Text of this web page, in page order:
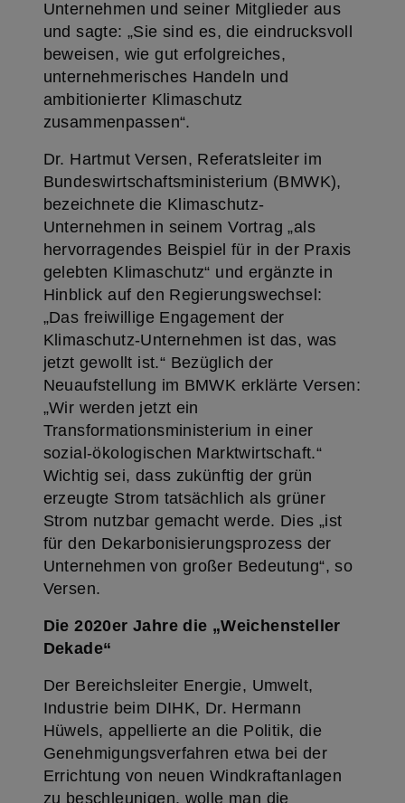
Unternehmen und seiner Mitglieder aus
und sagte: „Sie sind es, die eindrucksvoll
beweisen, wie gut erfolgreiches,
unternehmerisches Handeln und
ambitionierter Klimaschutz
zusammenpassen“.
Dr. Hartmut Versen, Referatsleiter im
Bundeswirtschaftsministerium (BMWK),
bezeichnete die Klimaschutz-
Unternehmen in seinem Vortrag „als
hervorragendes Beispiel für in der Praxis
gelebten Klimaschutz“ und ergänzte in
Hinblick auf den Regierungswechsel:
„Das freiwillige Engagement der
Klimaschutz-Unternehmen ist das, was
jetzt gewollt ist.“ Bezüglich der
Neuaufstellung im BMWK erklärte Versen:
„Wir werden jetzt ein
Transformationsministerium in einer
sozial-ökologischen Marktwirtschaft.“
Wichtig sei, dass zukünftig der grün
erzeugte Strom tatsächlich als grüner
Strom nutzbar gemacht werde. Dies „ist
für den Dekarbonisierungsprozess der
Unternehmen von großer Bedeutung“, so
Versen.
Die 2020er Jahre die „Weichensteller
Dekade“
Der Bereichsleiter Energie, Umwelt,
Industrie beim DIHK, Dr. Hermann
Hüwels, appellierte an die Politik, die
Genehmigungsverfahren etwa bei der
Errichtung von neuen Windkraftanlagen
zu beschleunigen, wolle man die